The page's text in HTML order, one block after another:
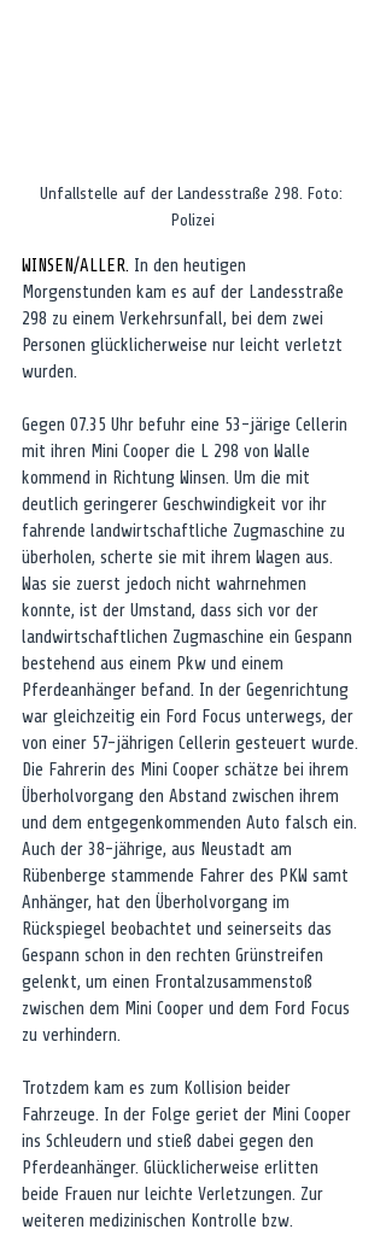
Unfallstelle auf der Landesstraße 298. Foto:
Polizei
WINSEN/ALLER. In den heutigen
Morgenstunden kam es auf der Landesstraße
298 zu einem Verkehrsunfall, bei dem zwei
Personen glücklicherweise nur leicht verletzt
wurden.
Gegen 07.35 Uhr befuhr eine 53-järige Cellerin
mit ihren Mini Cooper die L 298 von Walle
kommend in Richtung Winsen. Um die mit
deutlich geringerer Geschwindigkeit vor ihr
fahrende landwirtschaftliche Zugmaschine zu
überholen, scherte sie mit ihrem Wagen aus.
Was sie zuerst jedoch nicht wahrnehmen
konnte, ist der Umstand, dass sich vor der
landwirtschaftlichen Zugmaschine ein Gespann
bestehend aus einem Pkw und einem
Pferdeanhänger befand. In der Gegenrichtung
war gleichzeitig ein Ford Focus unterwegs, der
von einer 57-jährigen Cellerin gesteuert wurde.
Die Fahrerin des Mini Cooper schätze bei ihrem
Überholvorgang den Abstand zwischen ihrem
und dem entgegenkommenden Auto falsch ein.
Auch der 38-jährige, aus Neustadt am
Rübenberge stammende Fahrer des PKW samt
Anhänger, hat den Überholvorgang im
Rückspiegel beobachtet und seinerseits das
Gespann schon in den rechten Grünstreifen
gelenkt, um einen Frontalzusammenstoß
zwischen dem Mini Cooper und dem Ford Focus
zu verhindern.
Trotzdem kam es zum Kollision beider
Fahrzeuge. In der Folge geriet der Mini Cooper
ins Schleudern und stieß dabei gegen den
Pferdeanhänger. Glücklicherweise erlitten
beide Frauen nur leichte Verletzungen. Zur
weiteren medizinischen Kontrolle bzw.